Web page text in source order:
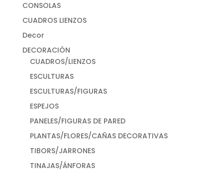
CONSOLAS
CUADROS LIENZOS
Decor
DECORACIÓN
CUADROS/LIENZOS
ESCULTURAS
ESCULTURAS/FIGURAS
ESPEJOS
PANELES/FIGURAS DE PARED
PLANTAS/FLORES/CAÑAS DECORATIVAS
TIBORS/JARRONES
TINAJAS/ÁNFORAS